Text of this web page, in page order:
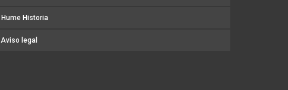
Hume Historia
Aviso legal